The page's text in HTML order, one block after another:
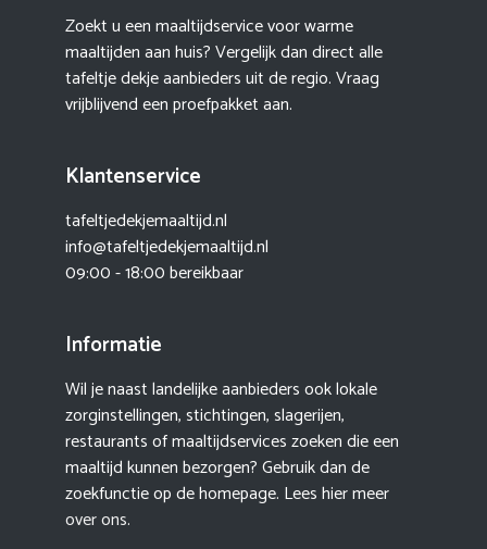
Zoekt u een maaltijdservice voor warme
maaltijden aan huis? Vergelijk dan direct alle
tafeltje dekje aanbieders uit de regio. Vraag
vrijblijvend een proefpakket aan.
Klantenservice
tafeltjedekjemaaltijd.nl
info@tafeltjedekjemaaltijd.nl
09:00 - 18:00 bereikbaar
Informatie
Wil je naast landelijke aanbieders ook lokale
zorginstellingen, stichtingen, slagerijen,
restaurants of maaltijdservices zoeken die een
maaltijd kunnen bezorgen? Gebruik dan de
zoekfunctie op de homepage. Lees hier meer
over ons.